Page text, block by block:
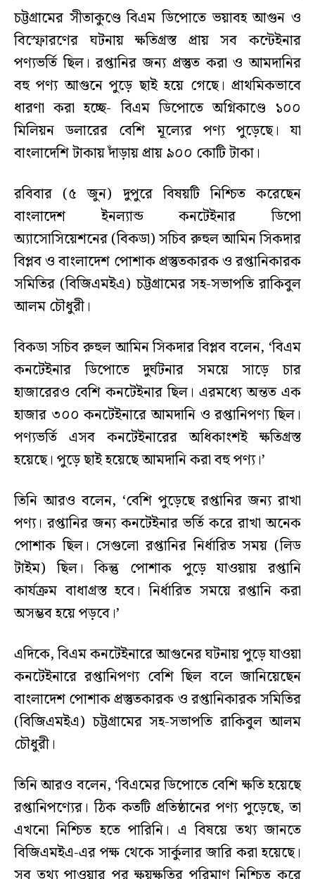
চট্টগ্রামের সীতাকুণ্ডে বিএম ডিপোতে ভয়াবহ আগুন ও
বিস্ফোরণের ঘটনায় ক্ষতিগ্রস্ত প্রায় সব কন্টেইনার
পণ্যভর্তি ছিল। রপ্তানির জন্য প্রস্তুত করা ও আমদানির
বহু পণ্য আগুনে পুড়ে ছাই হয়ে গেছে। প্রাথমিকভাবে
ধারণা করা হচ্ছে- বিএম ডিপোতে অগ্নিকাণ্ডে ১০০
মিলিয়ন ডলারের বেশি মূল্যের পণ্য পুড়েছে। যা
বাংলাদেশি টাকায় দাঁড়ায় প্রায় ৯০০ কোটি টাকা।
রবিবার (৫ জুন) দুপুরে বিষয়টি নিশ্চিত করেছেন
বাংলাদেশ ইনল্যান্ড কনটেইনার ডিপো
অ্যাসোসিয়েশনের (বিকডা) সচিব রুহুল আমিন সিকদার
বিপ্লব ও বাংলাদেশ পোশাক প্রস্তুতকারক ও রপ্তানিকারক
সমিতির (বিজিএমইএ) চট্টগ্রামের সহ-সভাপতি রাকিবুল
আলম চৌধুরী।
বিকডা সচিব রুহুল আমিন সিকদার বিপ্লব বলেন, ‘বিএম
কনটেইনার ডিপোতে দুর্ঘটনার সময়ে সাড়ে চার
হাজারেরও বেশি কনটেইনার ছিল। এরমধ্যে অন্তত এক
হাজার ৩০০ কনটেইনারে আমদানি ও রপ্তানিপণ্য ছিল।
পণ্যভর্তি এসব কনটেইনারের অধিকাংশই ক্ষতিগ্রস্ত
হয়েছে। পুড়ে ছাই হয়েছে আমদানি করা বহু পণ্য।’
তিনি আরও বলেন, ‘বেশি পুড়েছে রপ্তানির জন্য রাখা
পণ্য। রপ্তানির জন্য কনটেইনার ভর্তি করে রাখা অনেক
পোশাক ছিল। সেগুলো রপ্তানির নির্ধারিত সময় (লিড
টাইম) ছিল। কিন্তু পোশাক পুড়ে যাওয়ায় রপ্তানি
কার্যক্রম বাধাগ্রস্ত হবে। নির্ধারিত সময়ে রপ্তানি করা
অসম্ভব হয়ে পড়বে।’
এদিকে, বিএম কনটেইনারে আগুনের ঘটনায় পুড়ে যাওয়া
কনটেইনারে রপ্তানিপণ্য বেশি ছিল বলে জানিয়েছেন
বাংলাদেশ পোশাক প্রস্তুতকারক ও রপ্তানিকারক সমিতির
(বিজিএমইএ) চট্টগ্রামের সহ-সভাপতি রাকিবুল আলম
চৌধুরী।
তিনি আরও বলেন, ‘বিএমের ডিপোতে বেশি ক্ষতি হয়েছে
রপ্তানিপণ্যের। ঠিক কতটি প্রতিষ্ঠানের পণ্য পুড়েছে, তা
এখনো নিশ্চিত হতে পারিনি। এ বিষয়ে তথ্য জানতে
বিজিএমইএ-এর পক্ষ থেকে সার্কুলার জারি করা হয়েছে।